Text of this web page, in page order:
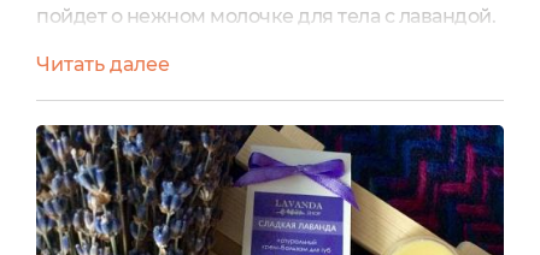
пойдет о нежном молочке для тела с лавандой.
бальзам на пробу, так как очень люблю лаванду
и косметику с ней. Я не разочаровалась мне все
очень понравилось, единственное хочу
отметить что вся косметика производится
фирмой Kleona, что собственно может и не
важно, но...
Читать далее